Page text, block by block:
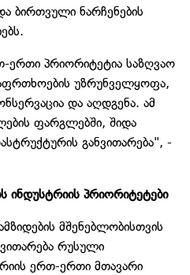
ბირთვული ნარჩენების
ერთი პრიორიტეტია საზღვაო
უზრუნველყოფა,
და აღდგენა. ამ
ფარგლებში, შიდა
განვითარება", -
ინდუსტრიის პრიორიტეტები
მშენებლობისთვის
რუსული
ერთ-ერთი მთავარი